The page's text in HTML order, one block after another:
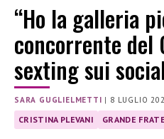
“Ho la galleria
concorrente del
sexting sui
SARA GUGLIELMETTI | 8 LUGLIO
CRISTINA PLEVANI GRANDE